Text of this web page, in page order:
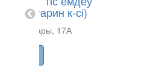
(Гагарин к-сі)
бульвары, 17А